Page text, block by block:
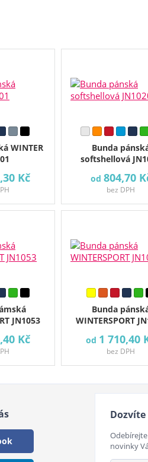
WINTER
Kč
Bunda
softshellová
od 804,70
bez DPH
JN1053
Kč
Bunda
WINTERSPORT
od 1 710,40
bez DPH
novinky